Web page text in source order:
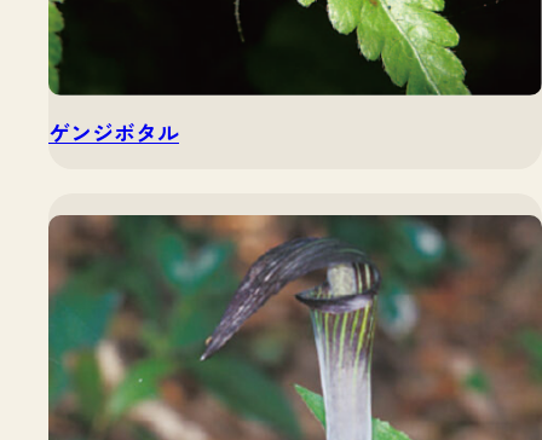
ゲンジボタル